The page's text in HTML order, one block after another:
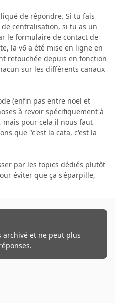
de répondre. Si tu fais
centralisation, si tu as un
le formulaire de contact de
la v6 a été mise en ligne en
retouchée depuis en fonction
sur les différents canaux
(enfin pas entre noël et
à revoir spécifiquement à
pour cela il nous faut
que "c'est la cata, c'est la
par les topics dédiés plutôt
éviter que ça s'éparpille,
archivé et ne peut plus